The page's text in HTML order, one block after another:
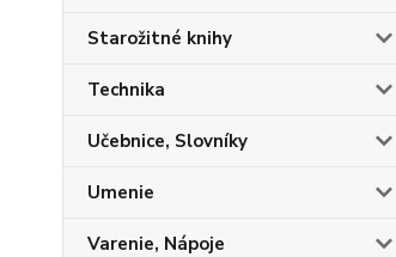
Starožitné knihy
Technika
Učebnice, Slovníky
Umenie
Varenie, Nápoje